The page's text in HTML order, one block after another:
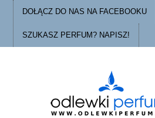
DOŁĄCZ DO NAS NA FACEBOOKU
SZUKASZ PERFUM? NAPISZ!